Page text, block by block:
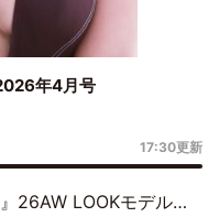
年4月号
17:30更新
LOOKモデルに就任